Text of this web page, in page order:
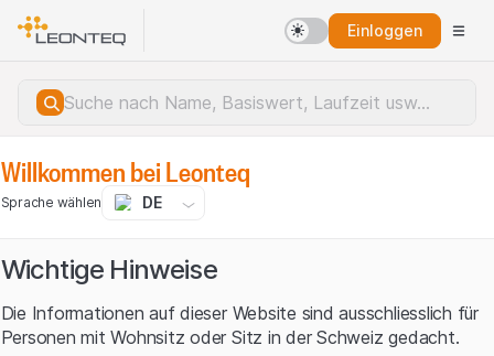
Einloggen
Willkommen bei Leonteq
Sprache wählen DE
Wichtige Hinweise
Die Informationen auf dieser Website sind ausschliesslich für
Personen mit Wohnsitz oder Sitz in der Schweiz gedacht.